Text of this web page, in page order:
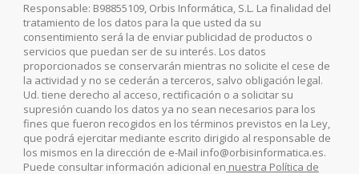
Responsable: B98855109, Orbis Informática, S.L. La finalidad del
tratamiento de los datos para la que usted da su
consentimiento será la de enviar publicidad de productos o
servicios que puedan ser de su interés. Los datos
proporcionados se conservarán mientras no solicite el cese de
la actividad y no se cederán a terceros, salvo obligación legal.
Ud. tiene derecho al acceso, rectificación o a solicitar su
supresión cuando los datos ya no sean necesarios para los
fines que fueron recogidos en los términos previstos en la Ley,
que podrá ejercitar mediante escrito dirigido al responsable de
los mismos en la dirección de e-Mail info@orbisinformatica.es.
Puede consultar información adicional en nuestra Política de